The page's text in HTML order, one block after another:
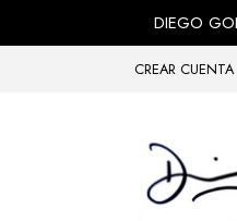
DIEGO
CREAR CUENTA